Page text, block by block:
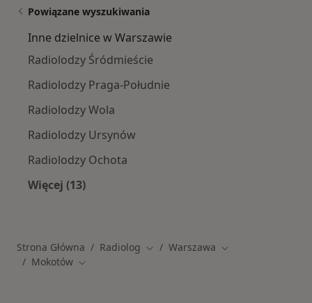
Powiązane wyszukiwania
Inne dzielnice w Warszawie
Radiolodzy Śródmieście
Radiolodzy Praga-Południe
Radiolodzy Wola
Radiolodzy Ursynów
Radiolodzy Ochota
Więcej (13)
Strona Główna Radiolog Zmień miasto
Warszawa Zmień miasto
Mokotów Zmień miasto